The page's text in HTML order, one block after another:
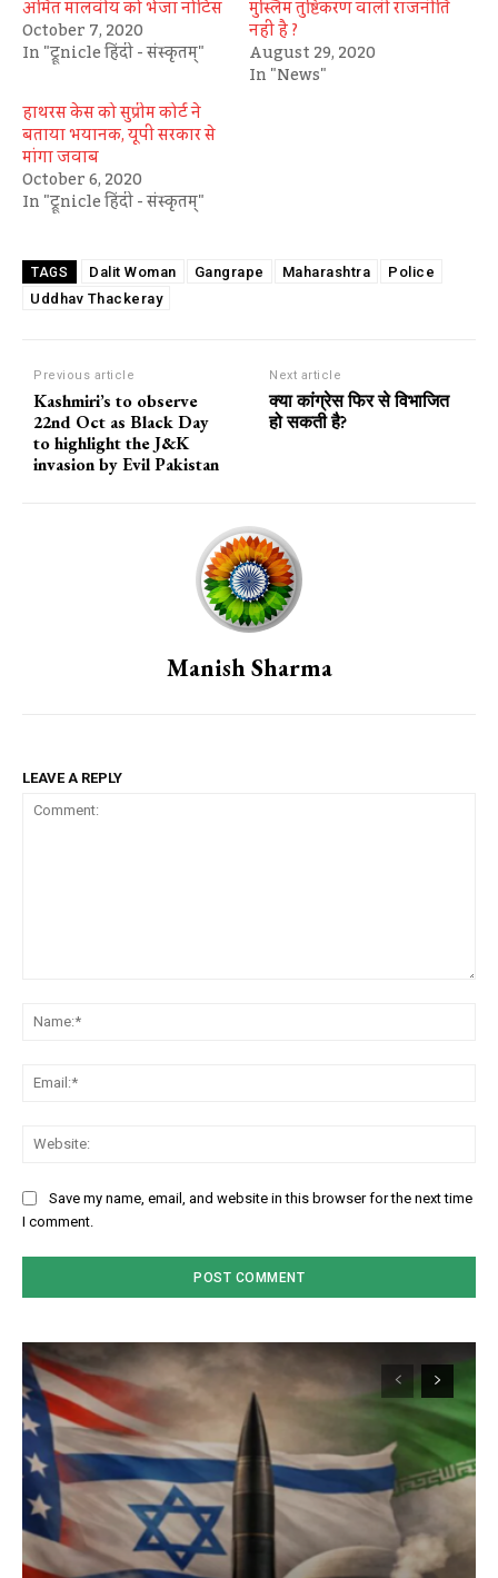
अमित मालवीय को भेजा नोटिस
October 7, 2020
In "ट्रूnicle हिंदी - संस्कृतम्"
मुस्लिम तुष्टिकरण वाली राजनीति
नहीं है ?
August 29, 2020
In "News"
हाथरस केस को सुप्रीम कोर्ट ने
बताया भयानक, यूपी सरकार से
मांगा जवाब
October 6, 2020
In "ट्रूnicle हिंदी - संस्कृतम्"
TAGS Dalit Woman Gangrape Maharashtra
Police
Uddhav Thackeray
Previous article
Kashmiri’s to observe
22nd Oct as Black Day
to highlight the J&K
invasion by Evil Pakistan
Next article
क्या कांग्रेस फिर से विभाजित
हो सकती है?
Manish Sharma
LEAVE A REPLY
Save my name, email, and website in this browser for the next time
I comment.